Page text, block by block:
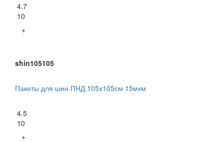
4.7
10
+
shin105105
Пакеты для шин ПНД 105х105см 15мкм
4.5
10
+